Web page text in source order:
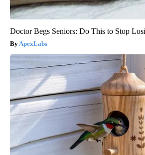
Doctor Begs Seniors: Do This to Stop
ApexLabs